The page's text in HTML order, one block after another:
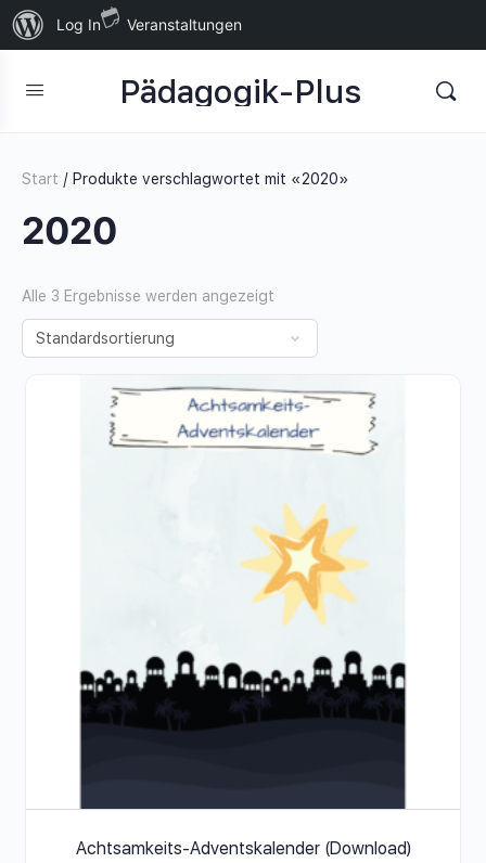
Über
WordPress
Log In Veranstaltungen
Pädagogik-Plus
Start / Produkte verschlagwortet mit «2020»
2020
Alle 3 Ergebnisse werden angezeigt
Achtsamkeits-Adventskalender (Download)